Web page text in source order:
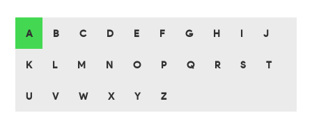
A B C D E F G H J
K L M N O P Q R S T
U V W X Y Z